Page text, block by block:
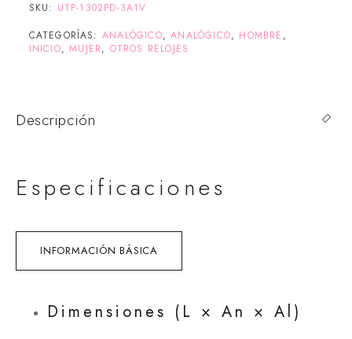
SKU: UTP-1302PD-3A1V
CATEGORÍAS: ANALÓGICO,ANALÓGICO, HOMBRE ,
INICIO,MUJER, OTROS RELOJES
Descripción
Especificaciones
INFORMACIÓN BÁSICA
Dimensiones (L × An × Al)